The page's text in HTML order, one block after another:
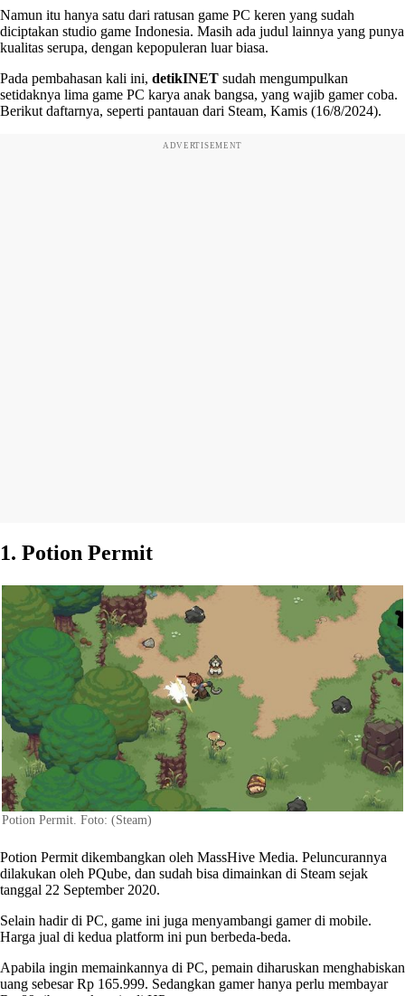
Namun itu hanya satu dari ratusan game PC keren yang sudah
diciptakan studio game Indonesia. Masih ada judul lainnya yang punya
kualitas serupa, dengan kepopuleran luar biasa.
Pada pembahasan kali ini, detikINET sudah mengumpulkan
setidaknya lima game PC karya anak bangsa, yang wajib gamer coba.
Berikut daftarnya, seperti pantauan dari Steam, Kamis (16/8/2024).
ADVERTISEMENT
1. Potion Permit
Potion Permit. Foto: (Steam)
Potion Permit dikembangkan oleh MassHive Media. Peluncurannya
dilakukan oleh PQube, dan sudah bisa dimainkan di Steam sejak
tanggal 22 September 2020.
Selain hadir di PC, game ini juga menyambangi gamer di mobile.
Harga jual di kedua platform ini pun berbeda-beda.
Apabila ingin memainkannya di PC, pemain diharuskan menghabiskan
uang sebesar Rp 165.999. Sedangkan gamer hanya perlu membayar